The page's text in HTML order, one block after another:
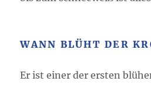
WANN BLÜHT DER
Er ist einer der ersten